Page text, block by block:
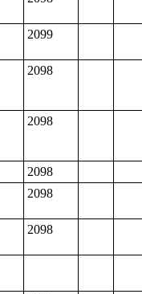
2099
2098
2098
2098
2098
2098